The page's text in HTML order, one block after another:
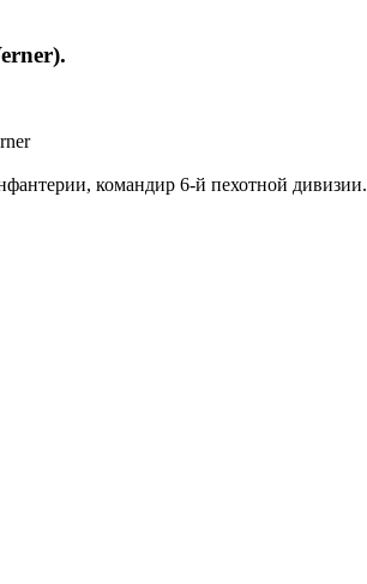
командир 6-й пехотной дивизии.